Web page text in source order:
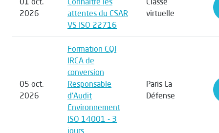
2026
attentes du CSAR
VS ISO 22716
virtuelle
05 oct.
2026
Formation CQI
IRCA de
conversion
Responsable
d'Audit
Environnement
ISO 14001 - 3
jours
Paris La
Défense